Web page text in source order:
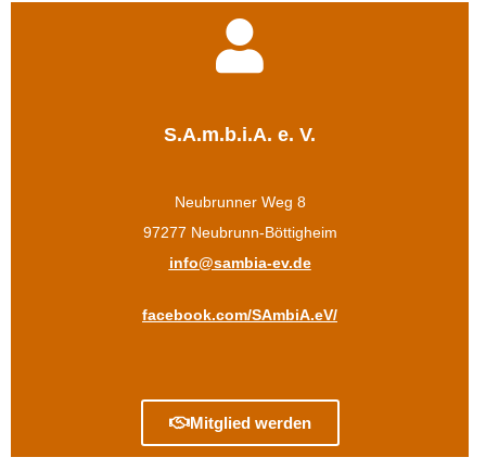
S.A.m.b.i.A. e. V.
Neubrunner Weg 8
97277 Neubrunn-Böttigheim
info@sambia-ev.de
facebook.com/SAmbiA.eV/
Mitglied werden